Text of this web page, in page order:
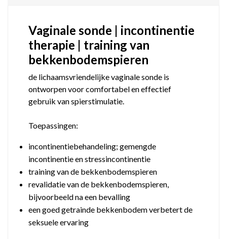
Vaginale sonde | incontinentie
therapie | training van
bekkenbodemspieren
de lichaamsvriendelijke vaginale sonde is
ontworpen voor comfortabel en effectief
gebruik van spierstimulatie.
Toepassingen:
incontinentiebehandeling; gemengde
incontinentie en stressincontinentie
training van de bekkenbodemspieren
revalidatie van de bekkenbodemspieren,
bijvoorbeeld na een bevalling
een goed getrainde bekkenbodem verbetert de
seksuele ervaring